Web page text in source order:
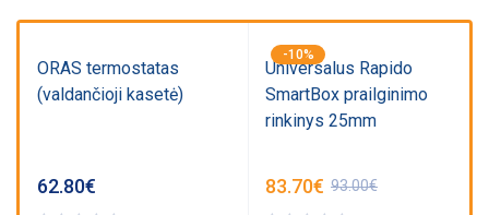
ORAS termostatas
(valdančioji kasetė)
62.80€
-10%
Universalus Rapido
SmartBox prailginimo
rinkinys 25mm
93.00€
83.70€